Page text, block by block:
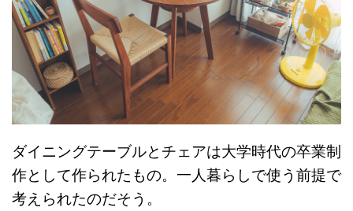
ダイニングテーブルとチェアは大学時代の卒業制
作として作られたもの。一人暮らしで使う前提で
考えられたのだそう。